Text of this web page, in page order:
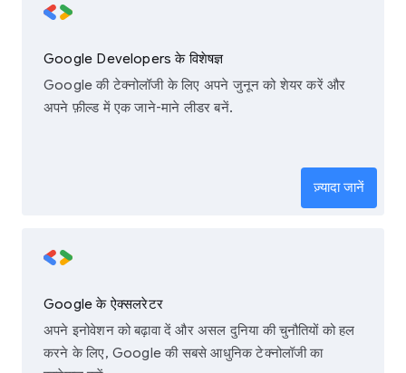
Google Developers के विशेषज्ञ
Google की टेक्नोलॉजी के लिए अपने जुनून को शेयर करें और
अपने फ़ील्ड में एक जाने-माने लीडर बनें.
ज़्यादा जानें
Google के ऐक्सलरेटर
अपने इनोवेशन को बढ़ावा दें और असल दुनिया की चुनौतियों को हल
करने के लिए, Google की सबसे आधुनिक टेक्नोलॉजी का